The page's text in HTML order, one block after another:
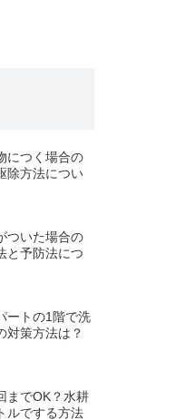
につく場合の
除方法につい
ついた場合の
と予防法につ
ートの1階で洗
対策方法は？
までOK？水耕
ルでする方法